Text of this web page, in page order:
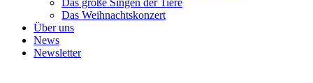
Das große Singen der Tiere
Das Weihnachtskonzert
Über uns
News
Newsletter